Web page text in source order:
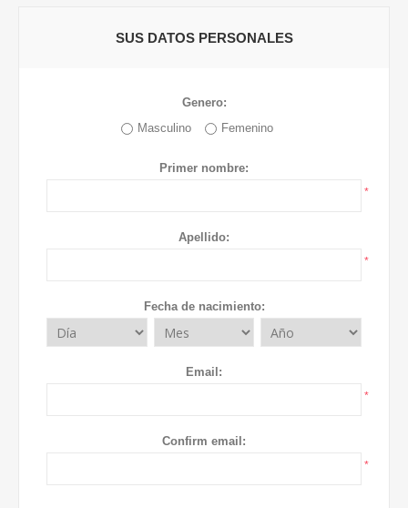
SUS DATOS PERSONALES
Genero:
Masculino
Femenino
Primer nombre:
*
Apellido:
*
Fecha de nacimiento:
Email:
*
Confirm email:
*